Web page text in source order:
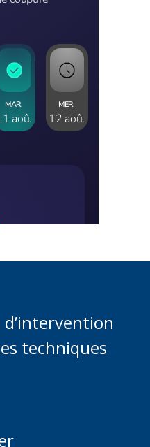
d’intervention
techniques